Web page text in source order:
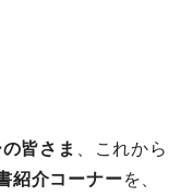
皆さま
、これから
紹介コーナーを、